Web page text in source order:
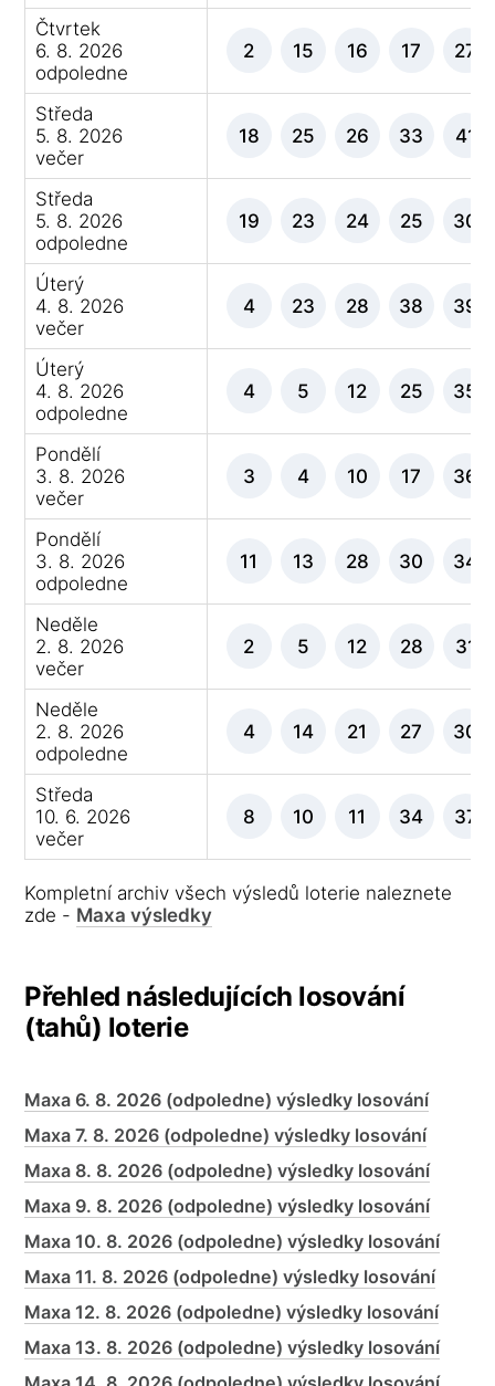
Čtvrtek
6. 8. 2026
odpoledne
2 15 16 17 27
Středa
5. 8. 2026
večer
18 25 26 33 41
Středa
5. 8. 2026
odpoledne
19 23 24 25 30
Úterý
4. 8. 2026
večer
4 23 28 38 39
Úterý
4. 8. 2026
odpoledne
4 5 12 25 35
Pondělí
3. 8. 2026
večer
3 4 10 17 36
Pondělí
3. 8. 2026
odpoledne
11 13 28 30 34
Neděle
2. 8. 2026
večer
2 5 12 28 31
Neděle
2. 8. 2026
odpoledne
4 14 21 27 30
Středa
10. 6. 2026
večer
8 10 11 34 37
Kompletní archiv všech výsledů loterie naleznete
zde - Maxa výsledky
Přehled následujících losování
(tahů) loterie
Maxa 6. 8. 2026 (odpoledne) výsledky losování
Maxa 7. 8. 2026 (odpoledne) výsledky losování
Maxa 8. 8. 2026 (odpoledne) výsledky losování
Maxa 9. 8. 2026 (odpoledne) výsledky losování
Maxa 10. 8. 2026 (odpoledne) výsledky losování
Maxa 11. 8. 2026 (odpoledne) výsledky losování
Maxa 12. 8. 2026 (odpoledne) výsledky losování
Maxa 13. 8. 2026 (odpoledne) výsledky losování